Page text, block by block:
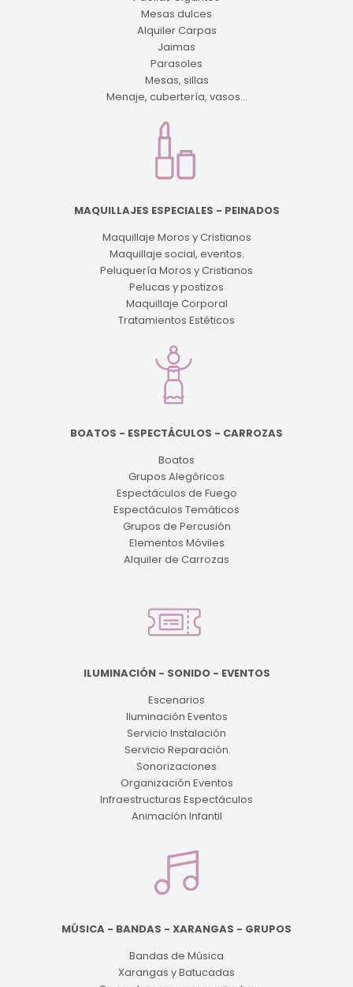
Mesas dulces
Alquiler Carpas
Jaimas
Parasoles
Mesas, sillas
Menaje, cubertería, vasos...
MAQUILLAJES ESPECIALES - PEINADOS
Maquillaje Moros y Cristianos
Maquillaje social, eventos.
Peluquería Moros y Cristianos
Pelucas y postizos
Maquillaje Corporal
Tratamientos Estéticos
BOATOS - ESPECTÁCULOS - CARROZAS
Boatos
Grupos Alegóricos
Espectáculos de Fuego
Espectáculos Temáticos
Grupos de Percusión
Elementos Móviles
Alquiler de Carrozas
ILUMINACIÓN - SONIDO - EVENTOS
Escenarios
Iluminación Eventos
Servicio Instalación
Servicio Reparación
Sonorizaciones
Organización Eventos
Infraestructuras Espectáculos
Animación Infantil
MÚSICA - BANDAS - XARANGAS - GRUPOS
Bandas de Música
Xarangas y Batucadas